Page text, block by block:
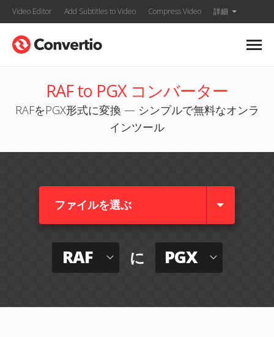
Video Editor Add Subtitles to Video Compress Video 詳細
RAF to PGX コンバーター
RAFをPGX形式に変換 — シンプルで無料なオンラ
インツール
ファイルを選ぶ
RAF に PGX